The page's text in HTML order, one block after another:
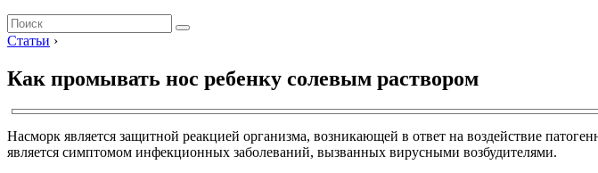
Статьи ›
Как промывать нос ребенку солевым раствором
Насморк является защитной реакцией организма, возникающей в ответ на воздействие
является симптомом инфекционных заболеваний, вызванных вирусными возбудителями.